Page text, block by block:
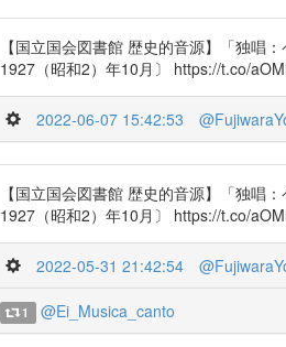
【国立国会図書館 歴史的音源】「独唱
1927（昭和2）年10月〕 https://t.co/
2022-06-07 15:42:53
【国立国会図書館 歴史的音源】「独唱
1927（昭和2）年10月〕 https://t.co/
2022-05-31 21:42:54
1 @Ei_Musica_canto